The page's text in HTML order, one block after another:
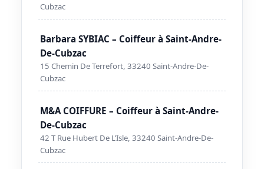
Cubzac
Barbara SYBIAC – Coiffeur à Saint-Andre-
De-Cubzac
15 Chemin De Terrefort, 33240 Saint-Andre-De-
Cubzac
M&A COIFFURE – Coiffeur à Saint-Andre-
De-Cubzac
42 T Rue Hubert De L’Isle, 33240 Saint-Andre-De-
Cubzac